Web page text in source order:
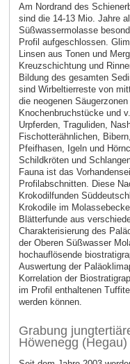
Am Nordrand des
sind die 14-13 Mio. Jahre
Süßwassermolasse
Profil aufgeschlossen.
Linsen aus Tonen und
Kreuzschichtung und
Bildung des gesamten
sind Wirbeltierreste von
die neogenen
Knochenbruchstücke und
Urpferden, Traguliden,
Fischotterähnlichen,
Pfeifhasen, Igeln und
Schildkröten und
Fauna ist das
Profilabschnitten. Diese
Krokodilfunden
Krokodile im
Blätterfunde aus
Charakterisierung des
der Oberen Süßwasser
hochauflösende
Auswertung der
Korrelation der
im Profil enthaltenen
werden können.
Grabung
Höwenegg (Hegau)